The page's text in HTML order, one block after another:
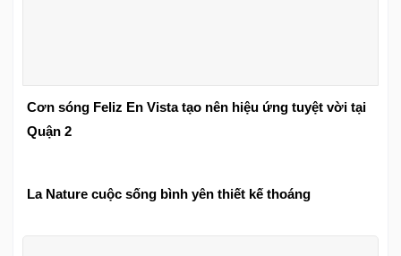
Cơn sóng Feliz En Vista tạo nên hiệu ứng tuyệt vời tại
Quận 2
La Nature cuộc sống bình yên thiết kế thoáng